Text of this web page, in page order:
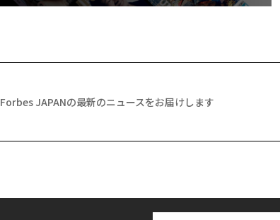
Forbes JAPANの最新のニュースをお届けします